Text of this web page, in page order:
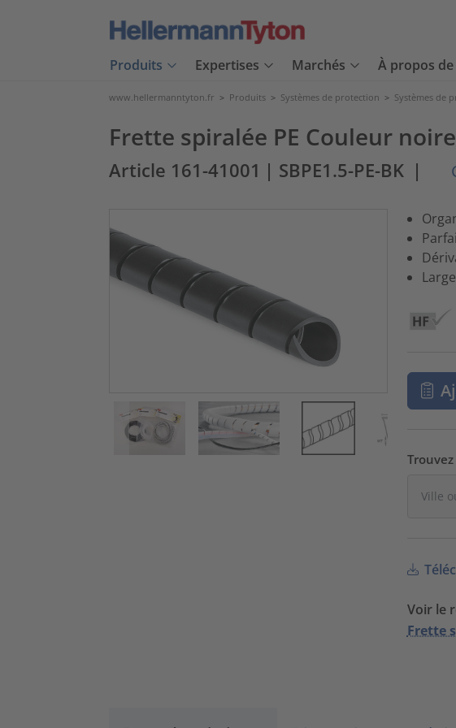
Produits Expertises Marchés À propos
www.hellermanntyton.fr > Produits > Systèmes de protection > Systèmes de
Frette spiralée PE Couleur
Article 161-41001 | SBPE1.5-PE-BK |
Voir le
Frette